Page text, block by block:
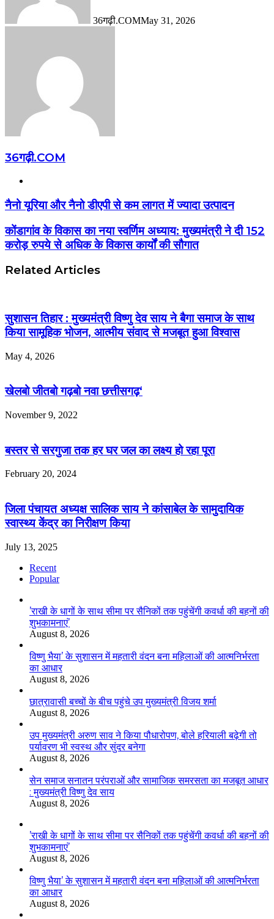
36गढ़ी.COMMay 31, 2026
36गढ़ी.COM
नैनो यूरिया और नैनो डीएपी से कम लागत में ज्यादा उत्पादन
कोंडागांव के विकास का नया स्वर्णिम अध्याय: मुख्यमंत्री ने दी 152
करोड़ रुपये से अधिक के विकास कार्यों की सौगात
Related Articles
सुशासन तिहार : मुख्यमंत्री विष्णु देव साय ने बैगा समाज के साथ
किया सामूहिक भोजन, आत्मीय संवाद से मजबूत हुआ विश्वास
May 4, 2026
खेलबो जीतबो गढ़बो नवा छत्तीसगढ़‘
November 9, 2022
बस्तर से सरगुजा तक हर घर जल का लक्ष्य हो रहा पूरा
February 20, 2024
जिला पंचायत अध्यक्ष सालिक साय ने कांसाबेल के सामुदायिक
स्वास्थ्य केंद्र का निरीक्षण किया
July 13, 2025
Recent
Popular
’राखी के धागों के साथ सीमा पर सैनिकों तक पहुंचेंगी कवर्धा की बहनों की
शुभकामनाएं’
August 8, 2026
विष्णु भैया’ के सुशासन में महतारी वंदन बना महिलाओं की आत्मनिर्भरता
का आधार
August 8, 2026
छात्रावासी बच्चों के बीच पहुंचे उप मुख्यमंत्री विजय शर्मा
August 8, 2026
उप मुख्यमंत्री अरुण साव ने किया पौधारोपण, बोले हरियाली बढ़ेगी तो
पर्यावरण भी स्वस्थ और सुंदर बनेगा
August 8, 2026
सेन समाज सनातन परंपराओं और सामाजिक समरसता का मजबूत आधार
: मुख्यमंत्री विष्णु देव साय
August 8, 2026
’राखी के धागों के साथ सीमा पर सैनिकों तक पहुंचेंगी कवर्धा की बहनों की
शुभकामनाएं’
August 8, 2026
विष्णु भैया’ के सुशासन में महतारी वंदन बना महिलाओं की आत्मनिर्भरता
का आधार
August 8, 2026